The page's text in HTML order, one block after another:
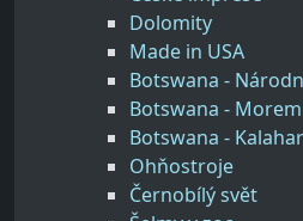
Dolomity
Made in USA
Botswana -
Botswana -
Botswana -
Ohňostroje
Černobílý svět